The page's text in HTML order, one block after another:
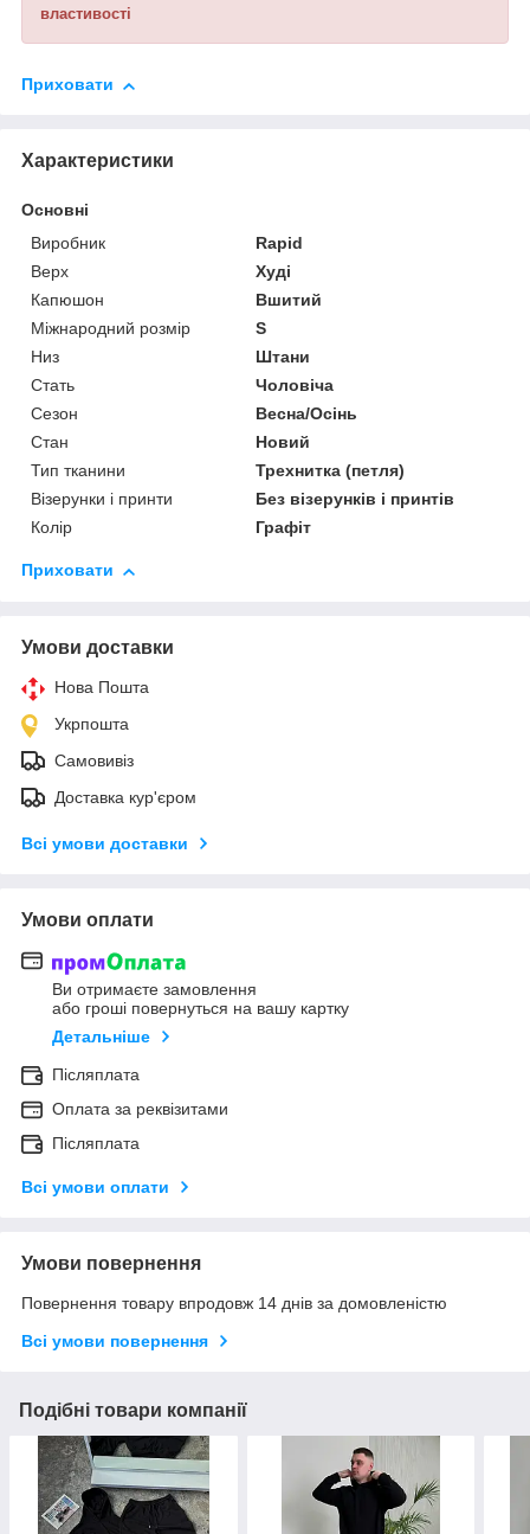
властивості
Приховати
Характеристики
Основні
Виробник
Rapid
Верх
Худі
Капюшон
Вшитий
Міжнародний розмір
S
Низ
Штани
Стать
Чоловіча
Сезон
Весна/Осінь
Стан
Новий
Тип тканини
Трехнитка (петля)
Візерунки і принти
Без візерунків і принтів
Колір
Графіт
Приховати
Умови доставки
Нова Пошта
Укрпошта
Самовивіз
Доставка кур'єром
Всі умови доставки
Умови оплати
Ви отримаєте замовлення
або гроші повернуться на вашу картку
Детальніше
Післяплата
Оплата за реквізитами
Післяплата
Всі умови оплати
Умови повернення
Повернення товару впродовж 14 днів за домовленістю
Всі умови повернення
Подібні товари компанії